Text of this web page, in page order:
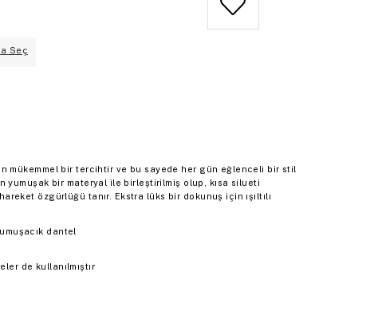
Seç
mükemmel bir tercihtir ve bu sayede her gün eğlenceli bir stil
yumuşak bir materyal ile birleştirilmiş olup, kısa silueti
özgürlüğü tanır. Ekstra lüks bir dokunuş için ışıltılı
dantel
de kullanılmıştır